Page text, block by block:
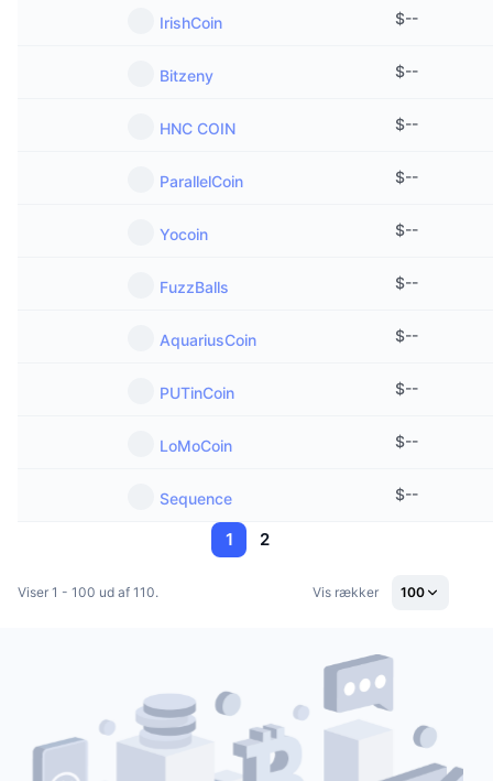
IrishCoin $--
Bitzeny $--
HNC COIN $--
ParallelCoin $--
Yocoin $--
FuzzBalls $--
AquariusCoin $--
PUTinCoin $--
LoMoCoin $--
Sequence $--
1 2
Viser 1 - 100 ud af 110. Vis rækker 100